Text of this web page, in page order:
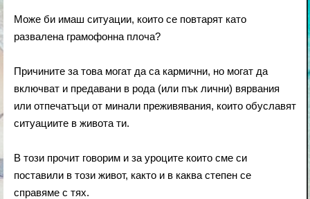
Може би имаш ситуации, които се повтарят като
развалена грамофонна плоча?
Причините за това могат да са кармични, но могат да
включват и предавани в рода (или пък лични) вярвания
или отпечатъци от минали преживявания, които обуславят
ситуациите в живота ти.
В този прочит говорим и за уроците които сме си
поставили в този живот, както и в каква степен се
справяме с тях.